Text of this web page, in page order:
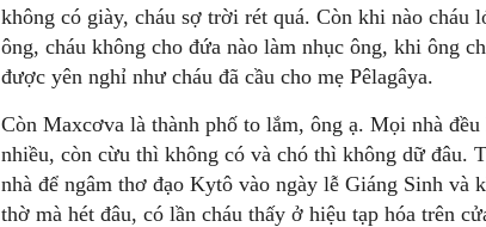
không có giày, cháu sợ trời rét quá. Còn khi nào cháu
ông, cháu không cho đứa nào làm nhục ông, khi ông
được yên nghỉ như cháu đã cầu cho mẹ Pêlagâya.
Còn Maxcơva là thành phố to lắm, ông ạ. Mọi nhà
nhiều, còn cừu thì không có và chó thì không dữ đâu.
nhà để ngâm thơ đạo Kytô vào ngày lễ Giáng Sinh và
thờ mà hét đâu, có lần cháu thấy ở hiệu tạp hóa trên